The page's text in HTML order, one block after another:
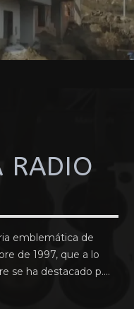
RADIO
emblemática de
de 1997, que a lo
se ha destacado p....